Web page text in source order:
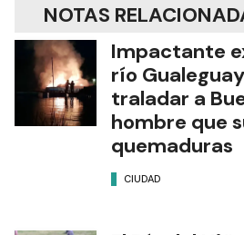
NOTAS
Impactante
río
traladar a
hombre que
quemaduras
CIUDAD